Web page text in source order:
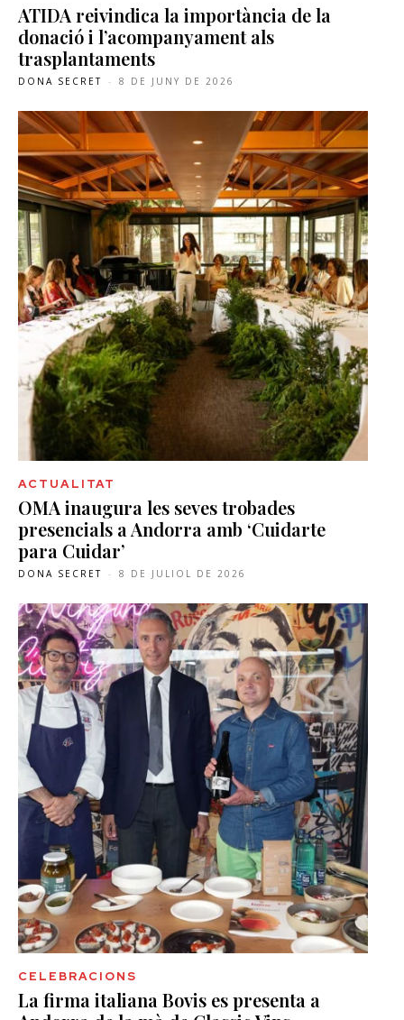
ATIDA reivindica la importància de la
donació i l’acompanyament als
trasplantaments
DONA SECRET - 8 DE JUNY DE 2026
ACTUALITAT
OMA inaugura les seves trobades
presencials a Andorra amb ‘Cuidarte
para Cuidar’
DONA SECRET - 8 DE JULIOL DE 2026
CELEBRACIONS
La firma italiana Bovis es presenta a